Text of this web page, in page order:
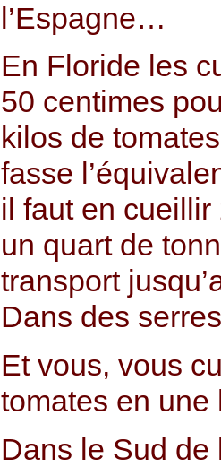
l’Espagne…
En Floride les
50 centimes
kilos de
fasse
il faut en cueillir
un quart de
transport
Dans des
Et vous, vous
tomates en une
Dans le Sud de